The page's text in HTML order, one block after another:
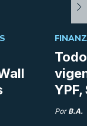
Por B.A.